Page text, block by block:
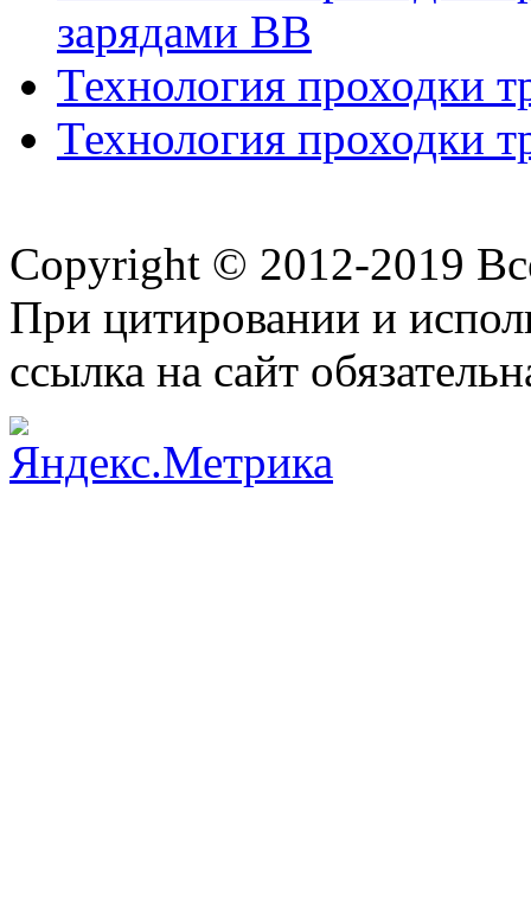
зарядами ВВ
Технология проходки
Технология проходки
Copyright © 2012-2019
При цитировании и
ссылка на сайт